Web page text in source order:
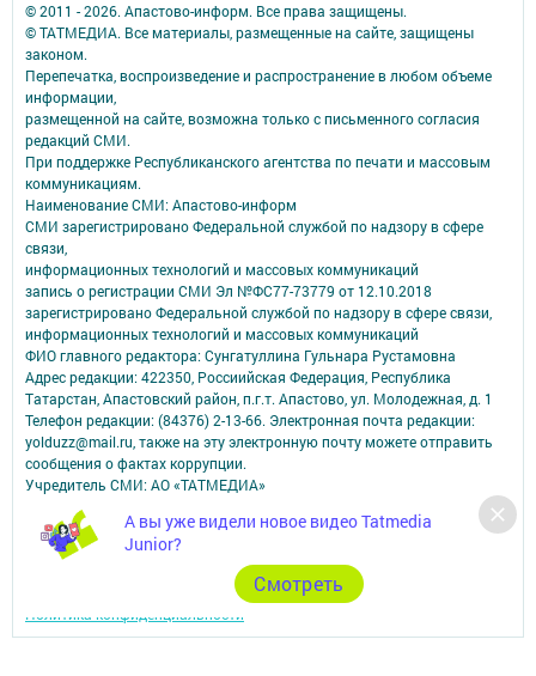
А вы уже видели новое видео Tatmedia
Junior?
Cмотреть
© 2011 - 2026. Апастово-информ. Все права защищены.
© ТАТМЕДИА. Все материалы, размещенные на сайте, защищены
законом.
Перепечатка, воспроизведение и распространение в любом объеме
информации,
размещенной на сайте, возможна только с письменного согласия
редакций СМИ.
При поддержке Республиканского агентства по печати и массовым
коммуникациям.
Наименование СМИ: Апастово-информ
СМИ зарегистрировано Федеральной службой по надзору в сфере
связи,
информационных технологий и массовых коммуникаций
запись о регистрации СМИ Эл №ФС77-73779 от 12.10.2018
зарегистрировано Федеральной службой по надзору в сфере связи,
информационных технологий и массовых коммуникаций
ФИО главного редактора: Сунгатуллина Гульнара Рустамовна
Адрес редакции: 422350, Россиийская Федерация, Республика
Татарстан, Апастовский район, п.г.т. Апастово, ул. Молодежная, д. 1
Телефон редакции: (84376) 2-13-66. Электронная почта редакции:
yolduzz@mail.ru, также на эту электронную почту можете отправить
сообщения о фактах коррупции.
Учредитель СМИ: АО «ТАТМЕДИА»
Антикоррупционная политика
АО «ТАТМЕДИА» использует «cookie»
удобства пользователей сайтом.
Использование «cookie» можно отменить в настройках браузера.
Политика конфиденциальности